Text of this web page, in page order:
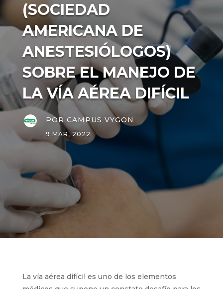
(SOCIEDAD
AMERICANA DE
ANESTESIÓLOGOS)
SOBRE EL MANEJO DE
LA VÍA AÉREA DIFÍCIL
POR CAMPUS VYGON
9 MAR, 2022
La vía aérea difícil es uno de los elementos